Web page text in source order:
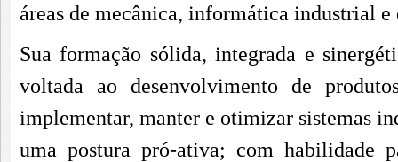
áreas de mecânica, informática industrial
Sua formação sólida, integrada e
voltada ao desenvolvimento de
implementar, manter e otimizar sistemas
uma postura pró-ativa; com habilidade